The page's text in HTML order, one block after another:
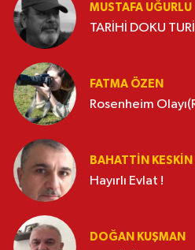
MUSTAFA UĞURLU
TARİHİ DOKU
FATMA ÖZEN
Rosenheim
BAHATTIN KESKİN
Hayırlı Evlat !
DOĞAN KUŞMAN